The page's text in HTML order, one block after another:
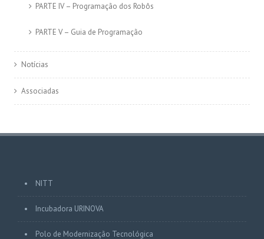
PARTE IV – Programação dos Robôs
PARTE V – Guia de Programação
Notícias
Associadas
NITT
Incubadora URINOVA
Polo de Modernização Tecnológica